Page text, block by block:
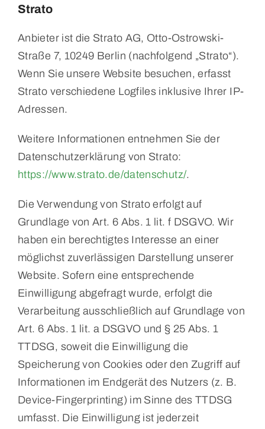
Strato
Anbieter ist die Strato AG, Otto-Ostrowski-
Straße 7, 10249 Berlin (nachfolgend „Strato“).
Wenn Sie unsere Website besuchen, erfasst
Strato verschiedene Logfiles inklusive Ihrer IP-
Adressen.
Weitere Informationen entnehmen Sie der
Datenschutzerklärung von Strato:
https://www.strato.de/datenschutz/.
Die Verwendung von Strato erfolgt auf
Grundlage von Art. 6 Abs. 1 lit. f DSGVO. Wir
haben ein berechtigtes Interesse an einer
möglichst zuverlässigen Darstellung unserer
Website. Sofern eine entsprechende
Einwilligung abgefragt wurde, erfolgt die
Verarbeitung ausschließlich auf Grundlage von
Art. 6 Abs. 1 lit. a DSGVO und § 25 Abs. 1
TTDSG, soweit die Einwilligung die
Speicherung von Cookies oder den Zugriff auf
Informationen im Endgerät des Nutzers (z. B.
Device-Fingerprinting) im Sinne des TTDSG
umfasst. Die Einwilligung ist jederzeit